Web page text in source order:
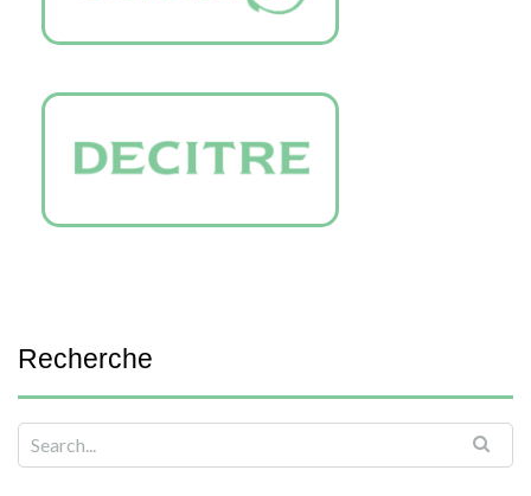
Recherche